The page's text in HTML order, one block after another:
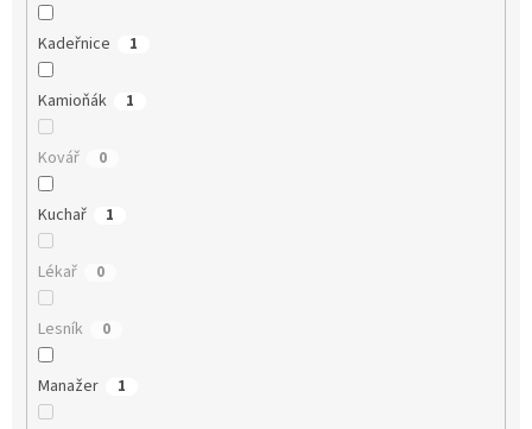
Kadeřnice 1
Kamioňák 1
Kovář 0
Kuchař 1
Lékař 0
Lesník 0
Manažer 1